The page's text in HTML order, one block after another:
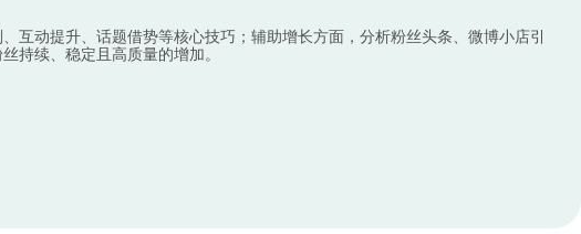
动提升、话题借势等核心技巧；辅助增长方面，分析粉丝头条、微博小店引
持续、稳定且高质量的增加。